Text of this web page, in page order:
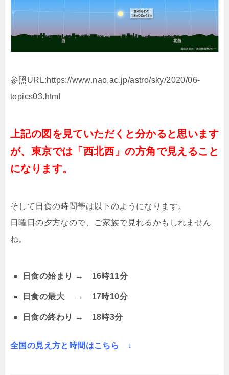
参照URL:https://www.nao.ac.jp/astro/sky/2020/06-
topics03.html
上記の図を見ていただくと分かると思います
が、東京では「西北西」の方角で見えること
になります。
そして日食の時間帯は以下のようになります。
日曜日の夕方なので、ご家族で見れるかもしれません
ね。
日食の始まり → 16時11分
日食の最大 → 17時10分
日食の終わり → 18時3分
全国の見え方と時間はこちら ↓